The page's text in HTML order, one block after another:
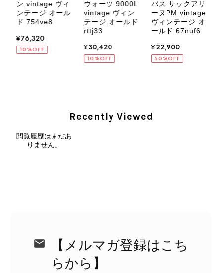
CELINE セリーヌ ブレスレット シルバー トリオンフ ホースビット SILVER925 vintage ヴィンテージ オールド 7f8hjn
2026/08/05
届いた商品は、写真には写っていない内側の蛇腹部分と全面ポケ
ットにカビがびっしりと生えていました。 とてもAランクとは思
ではなかったため、ショックも大きかったです。 私は今後こちら
で購入することはないですが、同じような思いをする購入者が出
ないよう、商品の状態をより正確に記載し、見えない部分も含め
ン vintage ヴィ
ンテージ オール
ド 754ve8
¥76,320
10%OFF
ウォーツ 9000L
vintage ヴィン
テージ オールド
rttj33
¥30,420
10%OFF
バス サックアリ
ーヌPM vintage
ヴィンテージ オ
ールド 67nuf6
¥22,900
50%OFF
Recently Viewed
閲覧履歴はまだあ
りません。
【メルマガ登録はこち
らから】